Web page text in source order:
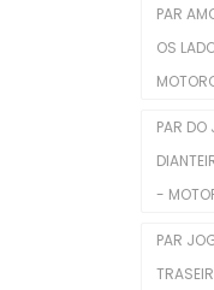
PAR
OS
PAR DO
-
PAR